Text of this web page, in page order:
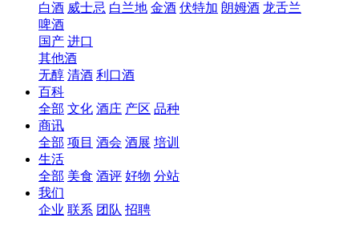
白酒 威士忌 白兰地 金酒 伏特加 朗姆酒 龙舌兰
啤酒
国产 进口
其他酒
无醇 清酒 利口酒
百科
全部 文化 酒庄 产区 品种
商讯
全部 项目 酒会 酒展 培训
生活
全部 美食 酒评 好物 分站
我们
企业 联系 团队 招聘